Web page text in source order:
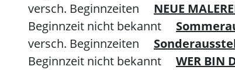
versch. Beginnzeiten
NEUE
Beginnzeit nicht bekannt
versch. Beginnzeiten
Beginnzeit nicht bekannt
WER BIN